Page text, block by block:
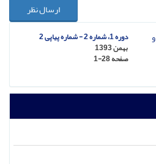
ارسال نظر
دوره 1، شماره 2 - شماره پیاپی 2
بهمن 1393
صفحه1-28